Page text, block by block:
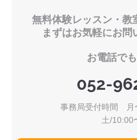
無料体験レッスン・教
まずはお気軽にお問
お電話で
052-
事務局受付時間 月
土/10:00